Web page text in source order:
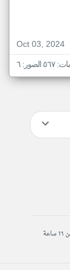
Oct 03, 2024
٦